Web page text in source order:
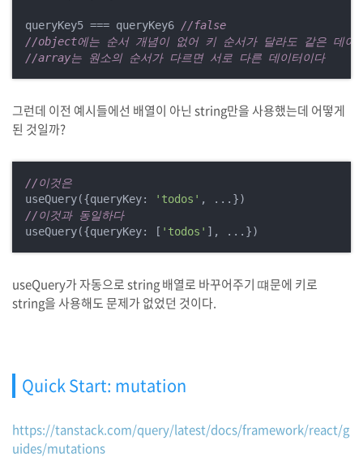
queryKey5 === queryKey6 //false
//object에는 순서 개념이 없어 키 순서가 달라도 같은 데
//array는 원소의 순서가 다르면 서로 다른 데이터이다
그런데 이전 예시들에선 배열이 아닌 string만을 사용했는데 어떻게
된 것일까?
//이것은
useQuery({queryKey:
'todos'
//이것과 동일하다
useQuery({queryKey: [ 'todos'
useQuery가 자동으로 string 배열로 바꾸어주기 떄문에 키로
string을 사용해도 문제가 없었던 것이다.
Quick Start: mutation
https://tanstack.com/query/latest/docs/framework/react/g
uides/mutations